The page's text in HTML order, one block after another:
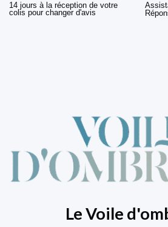
14 jours à la réception de votre
colis pour changer d'avis
Le Voile